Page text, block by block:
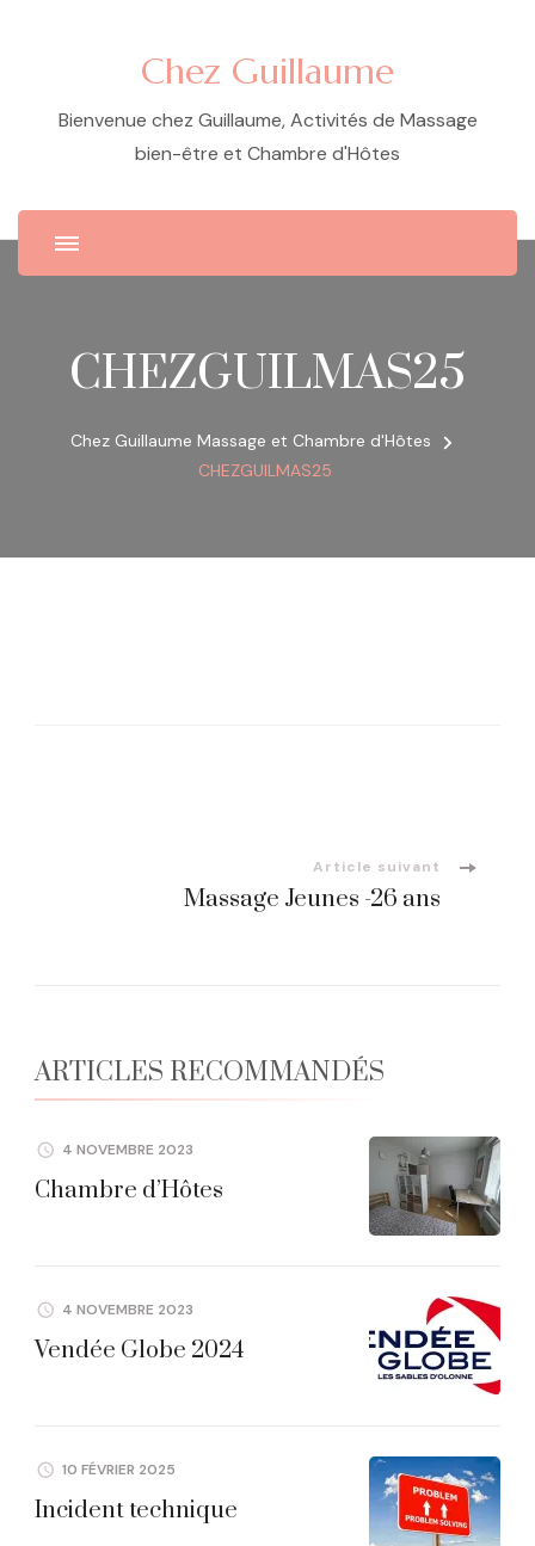
Chez Guillaume
Bienvenue chez Guillaume, Activités de Massage
bien-être et Chambre d'Hôtes
CHEZGUILMAS25
Chez Guillaume Massage et Chambre d'Hôtes
CHEZGUILMAS25
d'article
Article suivant
Massage Jeunes -26 ans
ARTICLES RECOMMANDÉS
4 NOVEMBRE 2023
Chambre d’Hôtes
4 NOVEMBRE 2023
Vendée Globe 2024
10 FÉVRIER 2025
Incident technique